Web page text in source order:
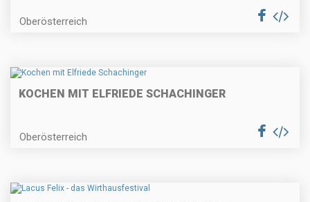
Oberösterreich
KOCHEN MIT ELFRIEDE SCHACHINGER
Oberösterreich